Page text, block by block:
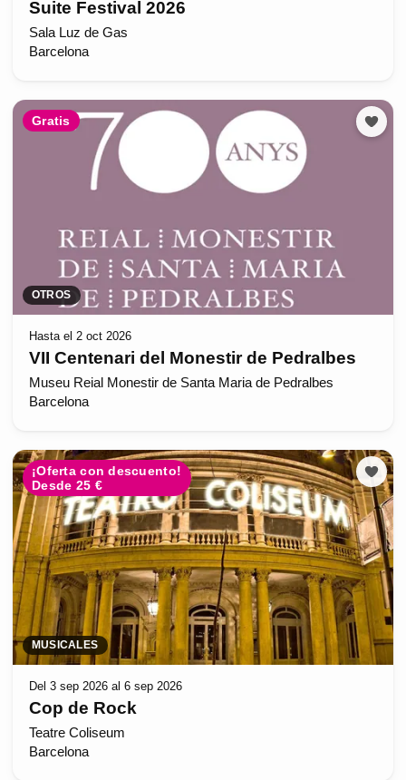
Suite Festival 2026
Sala Luz de Gas
Barcelona
Gratis
OTROS
Hasta el 2 oct 2026
VII Centenari del Monestir de Pedralbes
Museu Reial Monestir de Santa Maria de Pedralbes
Barcelona
¡Oferta con descuento!
Desde 25 €
MUSICALES
Del 3 sep 2026 al 6 sep 2026
Cop de Rock
Teatre Coliseum
Barcelona